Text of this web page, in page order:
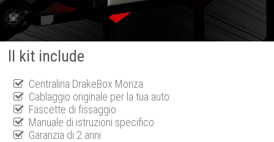
Il kit include
Centralina DrakeBox Monza
Cablaggio originale per la tua auto
Fascette di fissaggio
Manuale di istruzioni specifico
Garanzia di 2 anni